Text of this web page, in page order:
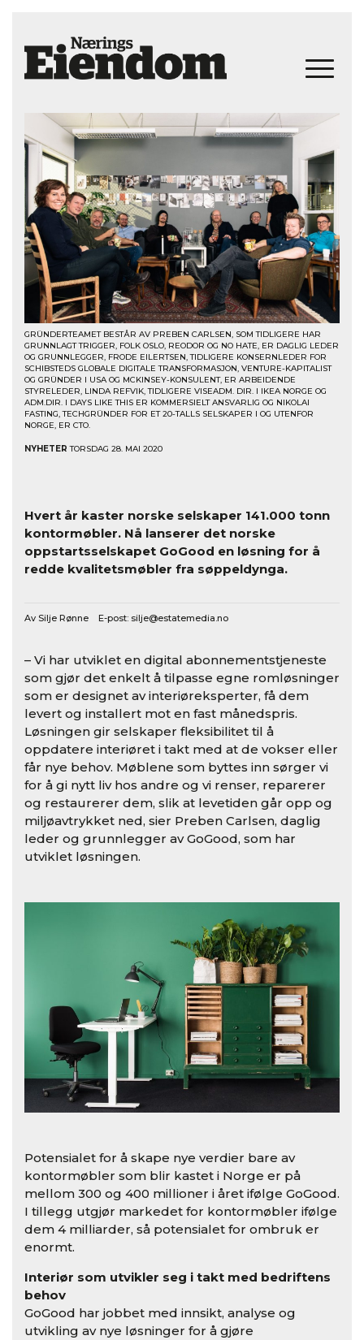
GRÜNDERTEAMET BESTÅR AV PREBEN CARLSEN, SOM TIDLIGERE HAR
GRUNNLAGT TRIGGER, FOLK OSLO, REODOR OG NO HATE, ER DAGLIG LEDER
OG GRUNNLEGGER, FRODE EILERTSEN, TIDLIGERE KONSERNLEDER FOR
SCHIBSTEDS GLOBALE DIGITALE TRANSFORMASJON, VENTURE-KAPITALIST
OG GRÜNDER I USA OG MCKINSEY-KONSULENT, ER ARBEIDENDE
STYRELEDER, LINDA REFVIK, TIDLIGERE VISEADM. DIR. I IKEA NORGE OG
ADM.DIR. I DAYS LIKE THIS ER KOMMERSIELT ANSVARLIG OG NIKOLAI
FASTING, TECHGRÜNDER FOR ET 20-TALLS SELSKAPER I OG UTENFOR
NORGE, ER CTO.
NYHETER TORSDAG 28. MAI 2020
Hvert år kaster norske selskaper 141.000 tonn
kontormøbler. Nå lanserer det norske
oppstartsselskapet GoGood en løsning for å
redde kvalitetsmøbler fra søppeldynga.
Av Silje Rønne E-post: silje@estatemedia.no
– Vi har utviklet en digital abonnementstjeneste
som gjør det enkelt å tilpasse egne romløsninger
som er designet av interiøreksperter, få dem
levert og installert mot en fast månedspris.
Løsningen gir selskaper fleksibilitet til å
oppdatere interiøret i takt med at de vokser eller
får nye behov. Møblene som byttes inn sørger vi
for å gi nytt liv hos andre og vi renser, reparerer
og restaurerer dem, slik at levetiden går opp og
miljøavtrykket ned, sier Preben Carlsen, daglig
leder og grunnlegger av GoGood, som har
utviklet løsningen.
Potensialet for å skape nye verdier bare av
kontormøbler som blir kastet i Norge er på
mellom 300 og 400 millioner i året ifølge GoGood.
I tillegg utgjør markedet for kontormøbler ifølge
dem 4 milliarder, så potensialet for ombruk er
enormt.
Interiør som utvikler seg i takt med bedriftens
behov
GoGood har jobbet med innsikt, analyse og
utvikling av nye løsninger for å gjøre